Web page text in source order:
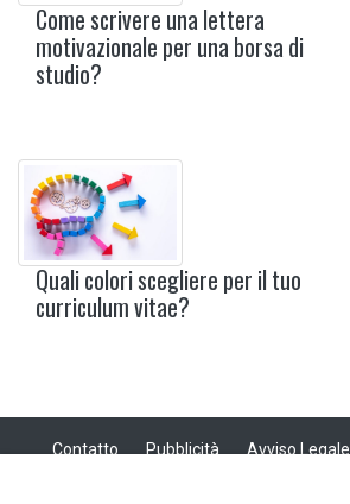
Come scrivere una lettera
motivazionale per una borsa di
studio?
Quali colori scegliere per il tuo
curriculum vitae?
Contatto Pubblicità Avviso Legale